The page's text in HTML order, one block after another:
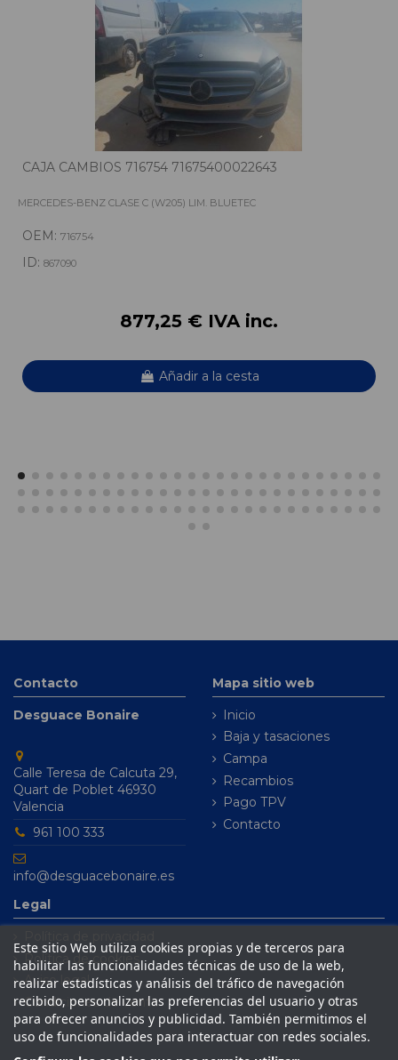
CAJA CAMBIOS 716754 71675400022643
MERCEDES-BENZ CLASE C (W205) LIM. BLUETEC
OEM: 716754
ID: 867090
877,25 € IVA inc.
Añadir a la cesta
Contacto
Desguace Bonaire
Calle Teresa de Calcuta 29,
Quart de Poblet 46930
Valencia
961 100 333
info@desguacebonaire.es
Mapa sitio web
Inicio
Baja y tasaciones
Campa
Recambios
Pago TPV
Contacto
Legal
Política de cookies
Aviso legal
Condiciones de venta
Este sitio Web utiliza cookies propias y de terceros para
habilitar las funcionalidades técnicas de uso de la web,
realizar estadísticas y análisis del tráfico de navegación
recibido, personalizar las preferencias del usuario y otras
para ofrecer anuncios y publicidad. También permitimos el
uso de funcionalidades para interactuar con redes sociales.